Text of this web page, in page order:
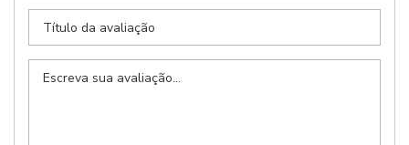
Nenhum arquivo selecionado